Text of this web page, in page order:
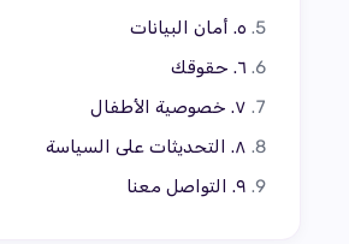
٥. أمان البيانات
٦. حقوقك
٧. خصوصية الأطفال
٨. التحديثات على السياسة
٩. التواصل معنا